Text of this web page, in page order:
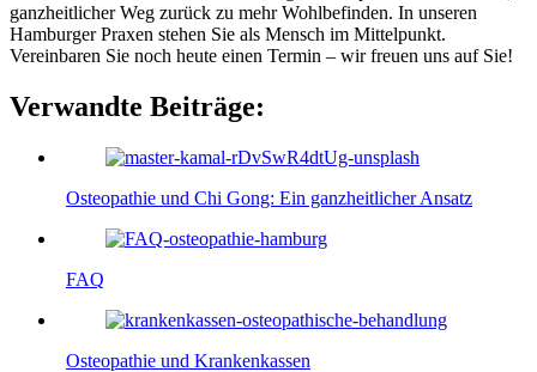
ganzheitlicher Weg zurück zu mehr Wohlbefinden. In unseren
Hamburger Praxen stehen Sie als Mensch im Mittelpunkt.
Vereinbaren Sie noch heute einen Termin – wir freuen uns auf Sie!
Verwandte Beiträge:
Osteopathie und Chi Gong: Ein ganzheitlicher Ansatz
FAQ
Osteopathie und Krankenkassen